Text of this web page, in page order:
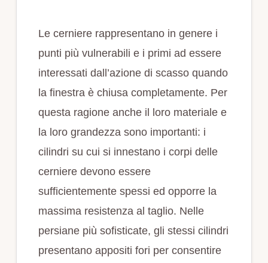
Le cerniere rappresentano in genere i
punti più vulnerabili e i primi ad essere
interessati dall’azione di scasso quando
la finestra è chiusa completamente. Per
questa ragione anche il loro materiale e
la loro grandezza sono importanti: i
cilindri su cui si innestano i corpi delle
cerniere devono essere
sufficientemente spessi ed opporre la
massima resistenza al taglio. Nelle
persiane più sofisticate, gli stessi cilindri
presentano appositi fori per consentire